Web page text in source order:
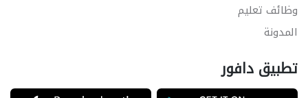
وظائف تعليم
المدونة
تطبيق دافور